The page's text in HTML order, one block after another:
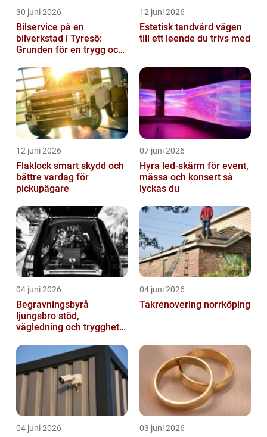
30 juni 2026
Bilservice på en
bilverkstad i Tyresö:
Grunden för en trygg och
12 juni 2026
Estetisk tandvård vägen
till ett leende du trivs med
12 juni 2026
Flaklock smart skydd och
bättre vardag för
pickupägare
07 juni 2026
Hyra led-skärm för event,
mässa och konsert så
lyckas du
04 juni 2026
Begravningsbyrå
ljungsbro stöd,
vägledning och trygghet
04 juni 2026
Takrenovering norrköping
04 juni 2026 03 juni 2026